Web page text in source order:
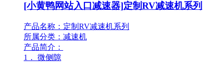
[小黄鸭网站入口减速器]定制RV减速机系列
产品名称：定制RV减速机系列
所属分类：减速机
产品简介：
1． 微侧隙